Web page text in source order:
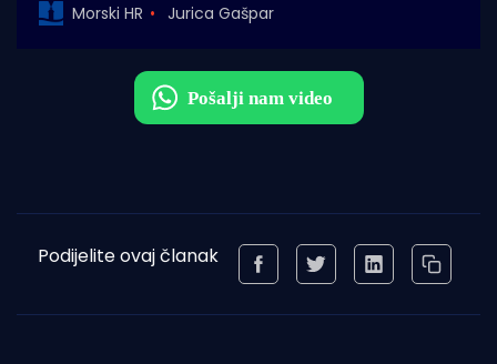
Morski HR Jurica Gašpar
Podijelite ovaj članak